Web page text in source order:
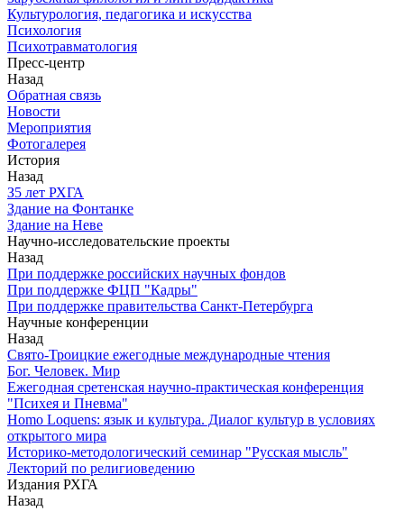
Культурология, педагогика и искусства
Психология
Психотравматология
Пресс-центр
Назад
Обратная связь
Новости
Мероприятия
Фотогалерея
История
Назад
З5 лет РХГА
Здание на Фонтанке
Здание на Неве
Научно-исследовательские проекты
Назад
При поддержке российских научных фондов
При поддержке ФЦП "Кадры"
При поддержке правительства Санкт-Петербурга
Научные конференции
Назад
Свято-Троицкие ежегодные международные чтения
Бог. Человек. Мир
Ежегодная сретенская научно-практическая конференция
"Психея и Пневма"
Homo Loquens: язык и культура. Диалог культур в условиях
открытого мира
Историко-методологический семинар "Русская мысль"
Лекторий по религиоведению
Издания РХГА
Назад